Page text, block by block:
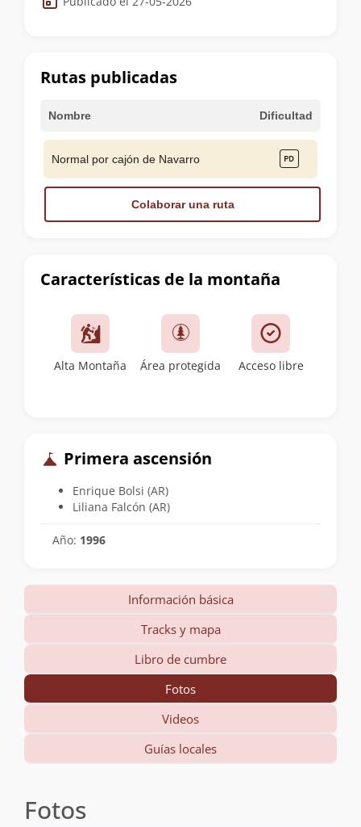
de
cumbre
Características de la montaña
Alta Montaña Área protegida Acceso libre
Primera ascensión
Enrique Bolsi (AR)
Liliana Falcón (AR)
Año: 1996
Rutas publicadas
Nombre Dificultad
Normal por cajón de Navarro
Colaborar una ruta
Información básica
Tracks y mapa
Libro de cumbre
Fotos
Videos
Guías locales
Fotos